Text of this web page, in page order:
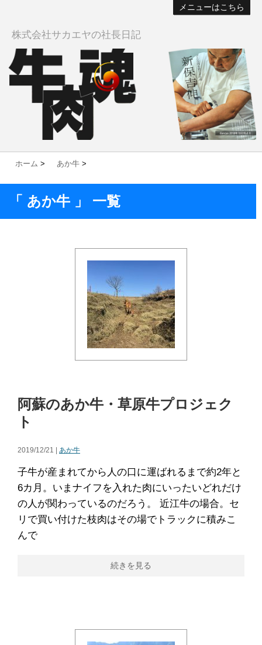
メニューはこちら
株式会社サカエヤの社長日記
ホーム > あか牛 >
「 あか牛 」 一覧
阿蘇のあか牛・草原牛プロジェク
ト
2019/12/21 | あか牛
子牛が産まれてから人の口に運ばれるまで約2年と
6カ月。いまナイフを入れた肉にいったいどれだけ
の人が関わっているのだろう。 近江牛の場合。セ
リで買い付けた枝肉はその場でトラックに積みこ
んで
続きを見る